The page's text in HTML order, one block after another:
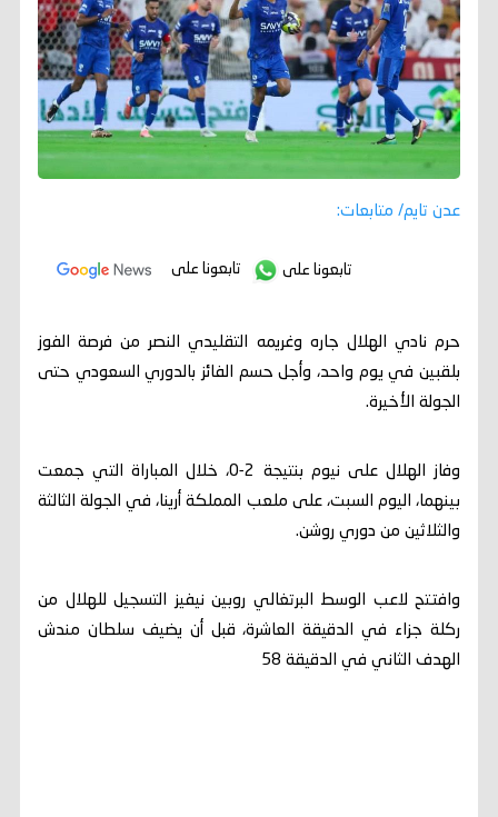
عدن تايم/ متابعات:
تابعونا على تابعونا على
حرم نادي الهلال جاره وغريمه التقليدي النصر من فرصة الفوز
بلقبين في يوم واحد، وأجل حسم الفائز بالدوري السعودي حتى
الجولة الأخيرة.
وفاز الهلال على نيوم بنتيجة 2-0، خلال المباراة التي جمعت
بينهما، اليوم السبت، على ملعب المملكة أرينا، في الجولة الثالثة
والثلاثين من دوري روشن.
وافتتح لاعب الوسط البرتغالي روبين نيفيز التسجيل للهلال من
ركلة جزاء في الدقيقة العاشرة، قبل أن يضيف سلطان مندش
الهدف الثاني في الدقيقة 58